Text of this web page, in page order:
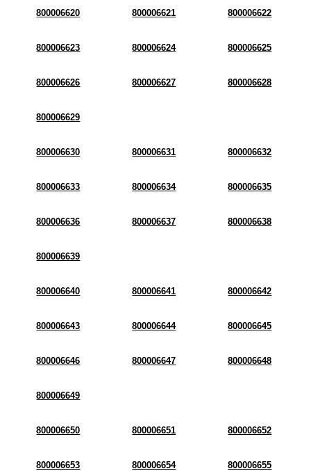
800006620 800006621 800006622
800006623 800006624 800006625
800006626 800006627 800006628
800006629
800006630 800006631 800006632
800006633 800006634 800006635
800006636 800006637 800006638
800006639
800006640 800006641 800006642
800006643 800006644 800006645
800006646 800006647 800006648
800006649
800006650 800006651 800006652
800006653 800006654 800006655